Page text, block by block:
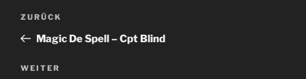
Beitragsnavigation
Vorheriger
Beitrag
ZURÜCK
Magic De Spell – Cpt Blind
Nächster
WEITER